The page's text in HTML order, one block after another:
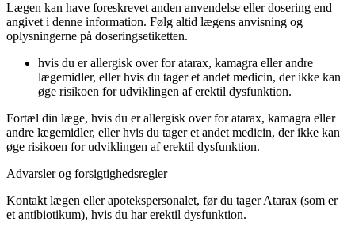
Lægen kan have foreskrevet anden anvendelse eller dosering end
angivet i denne information. Følg altid lægens anvisning og
oplysningerne på doseringsetiketten.
hvis du er allergisk over for atarax, kamagra eller andre
lægemidler, eller hvis du tager et andet medicin, der ikke kan
øge risikoen for udviklingen af erektil dysfunktion.
Fortæl din læge, hvis du er allergisk over for atarax, kamagra eller
andre lægemidler, eller hvis du tager et andet medicin, der ikke kan
øge risikoen for udviklingen af erektil dysfunktion.
Advarsler og forsigtighedsregler
Kontakt lægen eller apotekspersonalet, før du tager Atarax (som er
et antibiotikum), hvis du har erektil dysfunktion.